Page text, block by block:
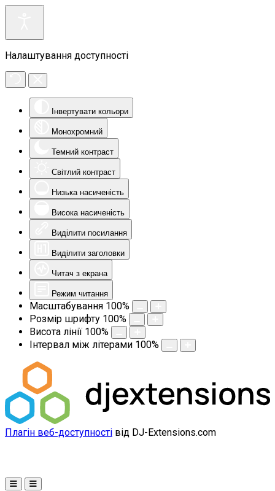
Налаштування доступності
Інвертувати кольори
Монохромний
Темний контраст
Світлий контраст
Низька насиченість
Висока насиченість
Виділити посилання
Виділити заголовки
Читач з екрана
Режим читання
Масштабування 100%
Розмір шрифту 100%
Висота лінії 100%
Інтервал між літерами 100%
Плагін веб-доступності від DJ-Extensions.com